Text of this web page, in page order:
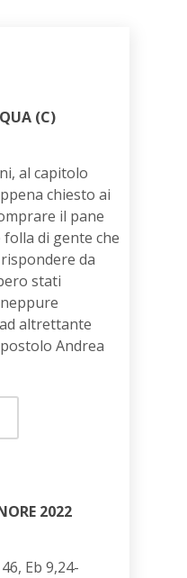
(C)
al capitolo
chiesto ai
il pane
di gente che
da
stati
altrettante
Andrea
2022
Eb 9,24-